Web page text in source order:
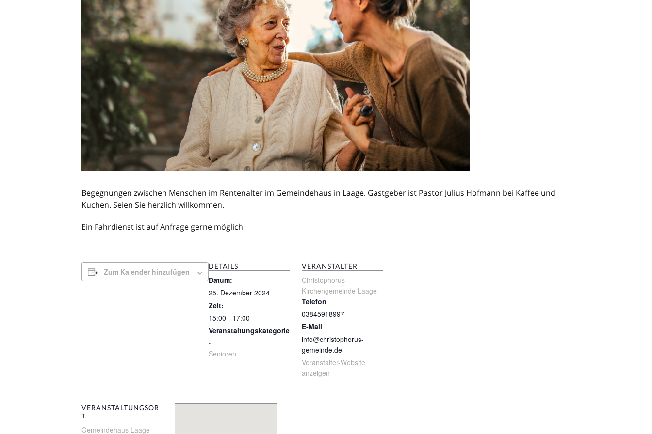
Begegnungen zwischen Menschen im Rentenalter im Gemeindehaus in Laage. Gastgeber ist Pastor Julius Hofmann bei Kaffee und
Kuchen. Seien Sie herzlich willkommen.
Ein Fahrdienst ist auf Anfrage gerne möglich.
Zum Kalender hinzufügen
DETAILS
Datum:
25. Dezember 2024
Zeit:
15:00 - 17:00
Veranstaltungskategorie
:
Senioren
VERANSTALTER
Christophorus
Kirchengemeinde Laage
Telefon
03845918997
E-Mail
info@christophorus-
gemeinde.de
Veranstalter-Website
anzeigen
VERANSTALTUNGSOR
T
Gemeindehaus Laage